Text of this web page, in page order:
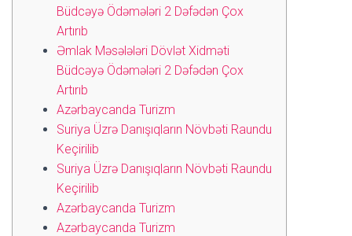
Büdcəyə Ödəmələri 2 Dəfədən Çox
Artırıb
Əmlak Məsələləri Dövlət Xidməti
Büdcəyə Ödəmələri 2 Dəfədən Çox
Artırıb
Azərbaycanda Turizm
Suriya Üzrə Danışıqların Növbəti Raundu
Keçirilib
Suriya Üzrə Danışıqların Növbəti Raundu
Keçirilib
Azərbaycanda Turizm
Azərbaycanda Turizm